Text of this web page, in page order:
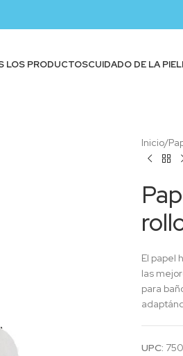
LOS PRODUCTOSCUIDADO DE LA PIEL
Inicio/
El papel
las
para
UPC: